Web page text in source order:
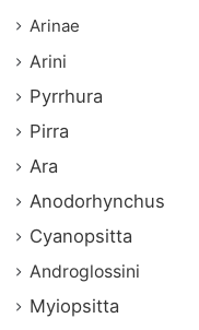
Arinae
Arini
Pyrrhura
Pirra
Ara
Anodorhynchus
Cyanopsitta
Androglossini
Myiopsitta